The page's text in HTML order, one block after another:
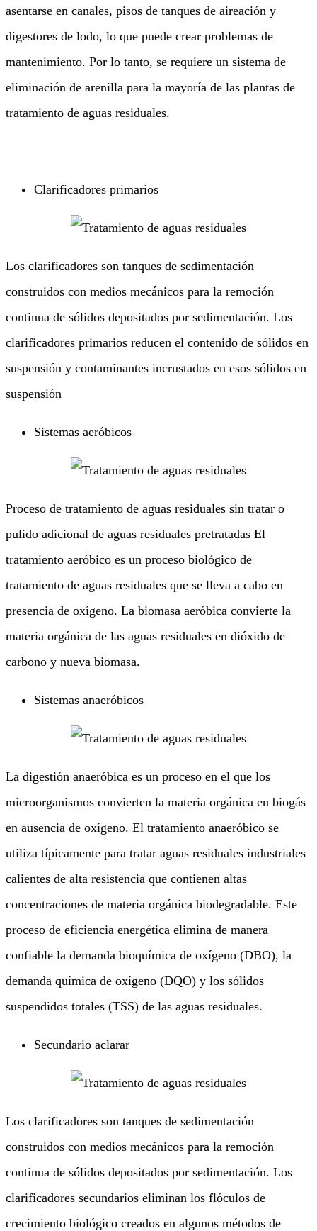
asentarse en canales, pisos de tanques de aireación y
digestores de lodo, lo que puede crear problemas de
mantenimiento. Por lo tanto, se requiere un sistema de
eliminación de arenilla para la mayoría de las plantas de
tratamiento de aguas residuales.
Clarificadores primarios
Los clarificadores son tanques de sedimentación
construidos con medios mecánicos para la remoción
continua de sólidos depositados por sedimentación. Los
clarificadores primarios reducen el contenido de sólidos en
suspensión y contaminantes incrustados en esos sólidos en
suspensión
Sistemas aeróbicos
Proceso de tratamiento de aguas residuales sin tratar o
pulido adicional de aguas residuales pretratadas El
tratamiento aeróbico es un proceso biológico de
tratamiento de aguas residuales que se lleva a cabo en
presencia de oxígeno. La biomasa aeróbica convierte la
materia orgánica de las aguas residuales en dióxido de
carbono y nueva biomasa.
Sistemas anaeróbicos
La digestión anaeróbica es un proceso en el que los
microorganismos convierten la materia orgánica en biogás
en ausencia de oxígeno. El tratamiento anaeróbico se
utiliza típicamente para tratar aguas residuales industriales
calientes de alta resistencia que contienen altas
concentraciones de materia orgánica biodegradable. Este
proceso de eficiencia energética elimina de manera
confiable la demanda bioquímica de oxígeno (DBO), la
demanda química de oxígeno (DQO) y los sólidos
suspendidos totales (TSS) de las aguas residuales.
Secundario aclarar
Los clarificadores son tanques de sedimentación
construidos con medios mecánicos para la remoción
continua de sólidos depositados por sedimentación. Los
clarificadores secundarios eliminan los flóculos de
crecimiento biológico creados en algunos métodos de